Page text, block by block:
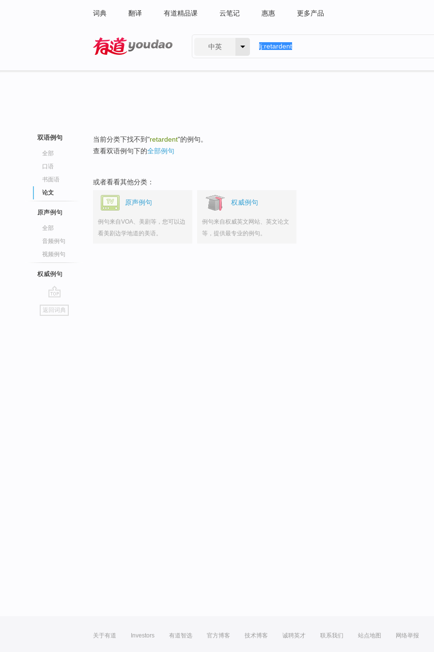
词典 翻译 有道精品课 云笔记 惠惠 更多产品
中英
双语例句
全部
口语
书面语
论文
原声例句
全部
音频例句
视频例句
权威例句
go
top
返回词典
当前分类下找不到"retardent"的例句。
查看双语例句下的全部例句
或者看看其他分类：
原声例句
例句来自VOA、美剧等，您可以边
看美剧边学地道的美语。
权威例句
例句来自权威英文网站、英文论文
等，提供最专业的例句。
关于有道 Investors 有道智选 官方博客 技术博客 诚聘英才 联系我们 站点地图 网络举报